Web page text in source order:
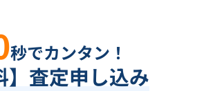
秒でカンタン！
】査定申し込み